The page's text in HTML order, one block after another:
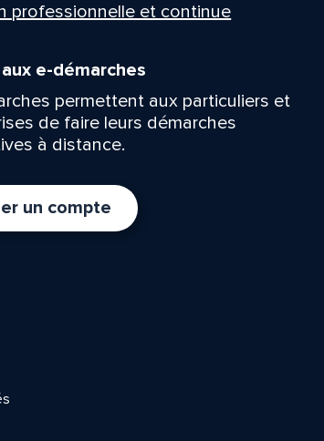
professionnelle et continue
e-démarches
permettent aux particuliers et
de faire leurs démarches
à distance.
un compte